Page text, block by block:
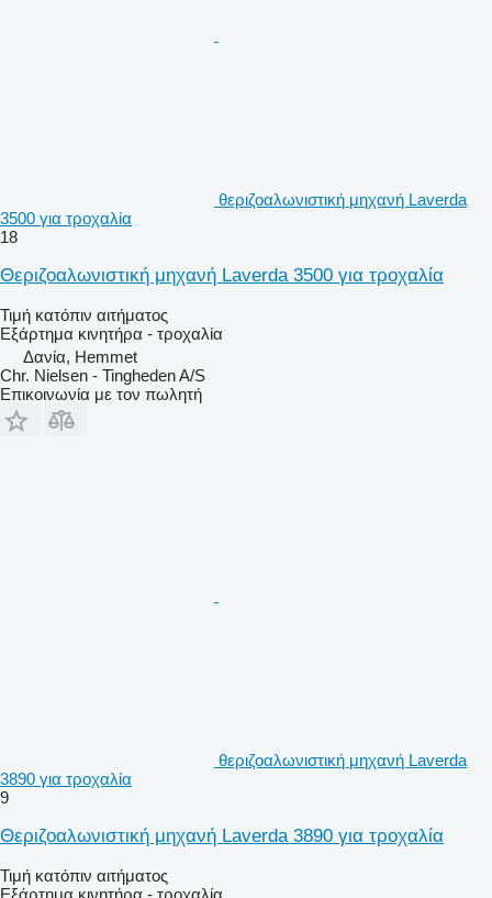
θεριζοαλωνιστική μηχανή Laverda
3500 για τροχαλία
18
Θεριζοαλωνιστική μηχανή Laverda 3500 για τροχαλία
Τιμή κατόπιν αιτήματος
Εξάρτημα κινητήρα - τροχαλία
Δανία, Hemmet
Chr. Nielsen - Tingheden A/S
Επικοινωνία με τον πωλητή
θεριζοαλωνιστική μηχανή Laverda
3890 για τροχαλία
9
Θεριζοαλωνιστική μηχανή Laverda 3890 για τροχαλία
Τιμή κατόπιν αιτήματος
Εξάρτημα κινητήρα - τροχαλία